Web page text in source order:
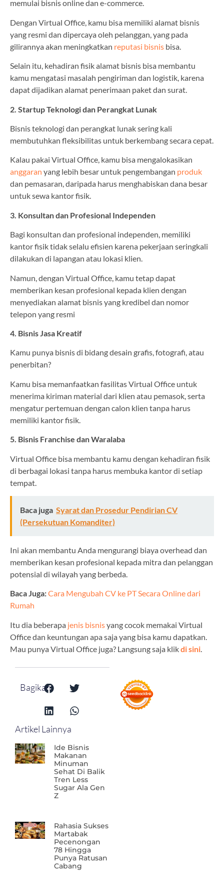
memulai bisnis online dan e-commerce.
Dengan Virtual Office, kamu bisa memiliki alamat bisnis
yang resmi dan dipercaya oleh pelanggan, yang pada
gilirannya akan meningkatkan reputasi bisnis bisa.
Selain itu, kehadiran fisik alamat bisnis bisa membantu
kamu mengatasi masalah pengiriman dan logistik, karena
dapat dijadikan alamat penerimaan paket dan surat.
2. Startup Teknologi dan Perangkat Lunak
Bisnis teknologi dan perangkat lunak sering kali
membutuhkan fleksibilitas untuk berkembang secara cepat.
Kalau pakai Virtual Office, kamu bisa mengalokasikan
anggaran yang lebih besar untuk pengembangan produk
dan pemasaran, daripada harus menghabiskan dana besar
untuk sewa kantor fisik.
3. Konsultan dan Profesional Independen
Bagi konsultan dan profesional independen, memiliki
kantor fisik tidak selalu efisien karena pekerjaan seringkali
dilakukan di lapangan atau lokasi klien.
Namun, dengan Virtual Office, kamu tetap dapat
memberikan kesan profesional kepada klien dengan
menyediakan alamat bisnis yang kredibel dan nomor
telepon yang resmi
4. Bisnis Jasa Kreatif
Kamu punya bisnis di bidang desain grafis, fotografi, atau
penerbitan?
Kamu bisa memanfaatkan fasilitas Virtual Office untuk
menerima kiriman material dari klien atau pemasok, serta
mengatur pertemuan dengan calon klien tanpa harus
memiliki kantor fisik.
5. Bisnis Franchise dan Waralaba
Virtual Office bisa membantu kamu dengan kehadiran fisik
di berbagai lokasi tanpa harus membuka kantor di setiap
tempat.
Baca juga Syarat dan Prosedur Pendirian CV
(Persekutuan Komanditer)
Ini akan membantu Anda mengurangi biaya overhead dan
memberikan kesan profesional kepada mitra dan pelanggan
potensial di wilayah yang berbeda.
Baca Juga:Cara Mengubah CV ke PT Secara Online dari
Rumah
Itu dia beberapa jenis bisnisyang cocok memakai Virtual
Office dan keuntungan apa saja yang bisa kamu dapatkan.
Mau punya Virtual Office juga? Langsung saja klikdi sini
Bagikan:
Artikel Lainnya
Ide Bisnis
Makanan
Minuman
Sehat Di Balik
Tren Less
Sugar Ala Gen
Z
Rahasia Sukses
Martabak
Pecenongan
78 Hingga
Punya Ratusan
Cabang